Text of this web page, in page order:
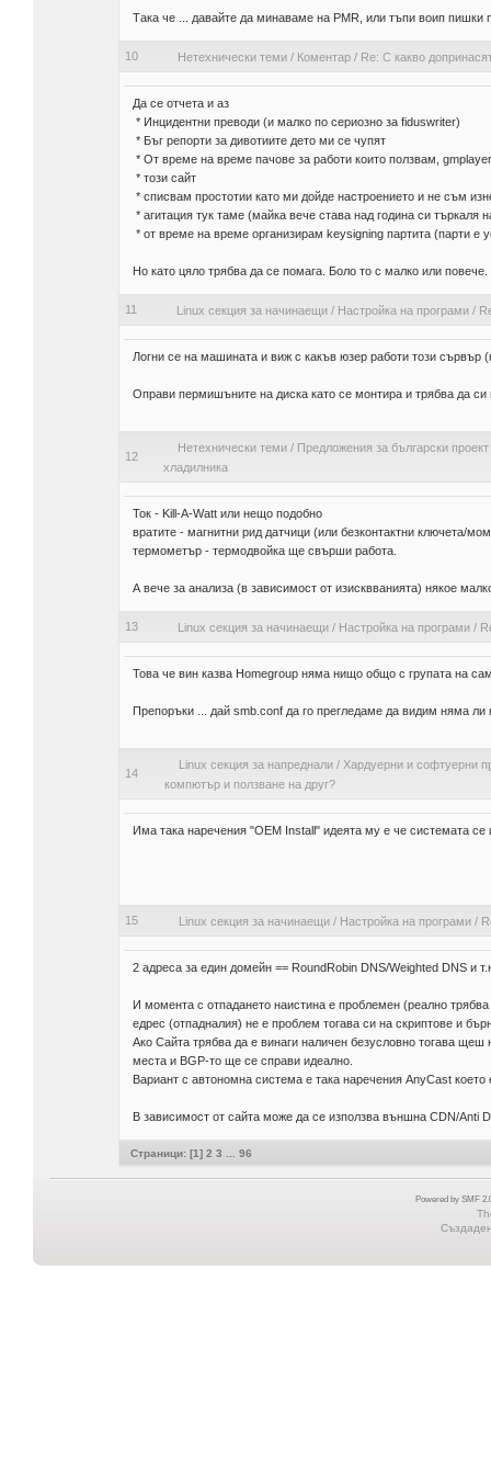
Така че ... давайте да минаваме на PMR, или тъпи воип пишки
10 Нетехнически теми/ Коментар/ Re: С какво
Да се отчета и аз
* Инцидентни преводи (и малко по сериозно за fiduswriter)
* Бъг репорти за дивотиите дето ми се чупят
* От време на време пачове за работи които ползвам,
* този сайт
* списвам простотии като ми дойде настроението и не съм
* агитация тук таме (майка вече става над година си търкаля
* от време на време организирам keysigning партита (парти е
Но като цяло трябва да се помага. Боло то с малко или повече.
11 Linux секция за начинаещи/ Настройка на програми/
Логни се на машината и виж с какъв юзер работи този сървър
Оправи пермишъните на диска като се монтира и трябва да си
12
Нетехнически теми/ Предложения за български проект
хладилника
Ток - Kill-A-Watt или нещо подобно
вратите - магнитни рид датчици (или безконтактни ключета/
термометър - термодвойка ще свърши работа.
А вече за анализа (в зависимост от изисквванията) някое
13 Linux секция за начинаещи/ Настройка на програми/
Това че вин казва Homegroup няма нищо общо с групата на
Препоръки ... дай smb.conf да го прегледаме да видим няма ли
14
Linux секция за напреднали/ Хардуерни и софтуерни
компютър и ползване на друг?
Има така наречения "OEM Install" идеята му е че системата
15 Linux секция за начинаещи/ Настройка на програми/
2 адреса за един домейн == RoundRobin DNS/Weighted DNS и
И момента с отпадането наистина е проблемен (реално
едрес (отпадналия) не е проблем тогава си на скриптове и
Ако Сайта трябва да е винаги наличен безусловно тогава
места и BGP-то ще се справи идеално.
Вариант с автономна система е така наречения AnyCast
В зависимост от сайта може да се използва външна CDN/Anti
Страници: [1] 2 3 96
Powered by SMF